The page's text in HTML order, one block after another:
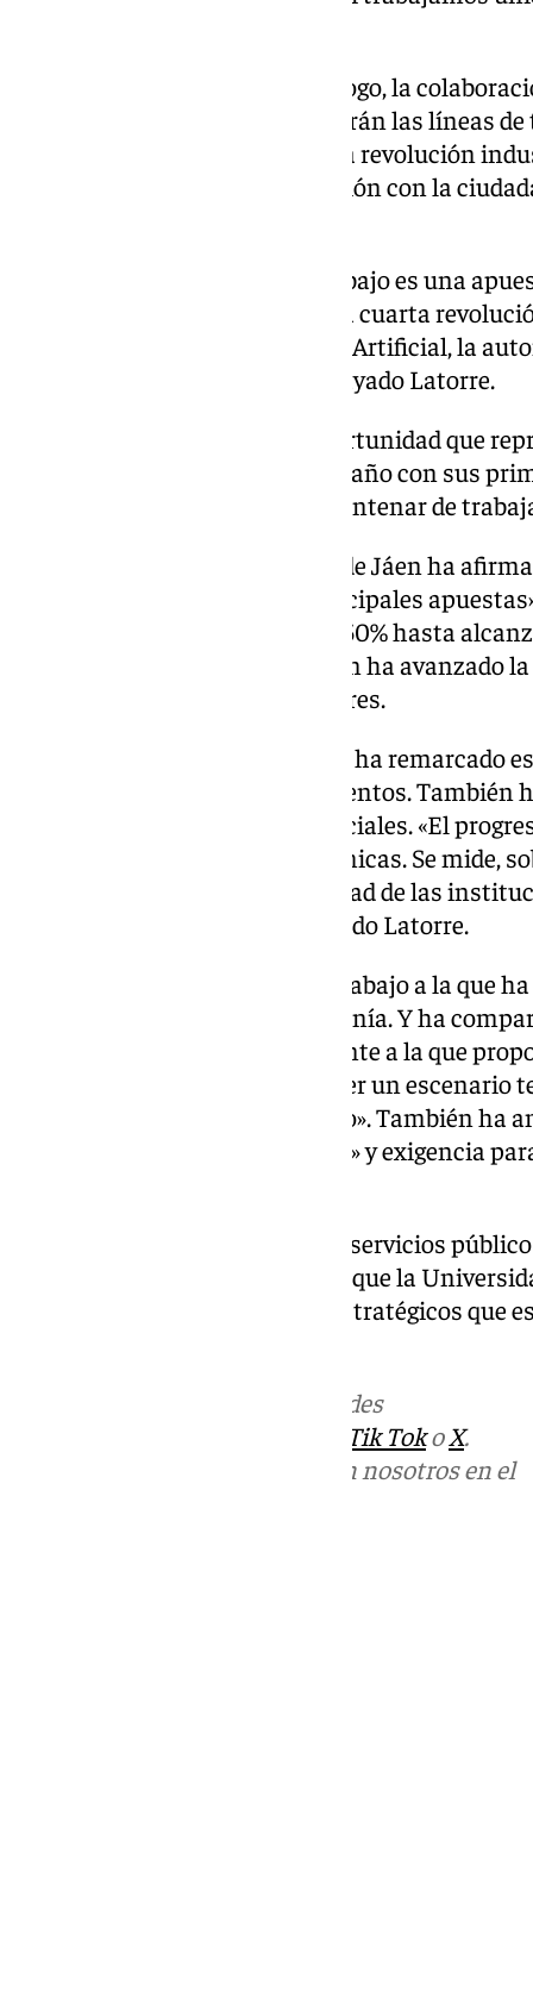
«La cercanía, la escucha, el diálogo, la
los intereses de la provincia» serán las líneas
indicado también que «la cuarta revolución
ayuntamientos y la comunicación con la
«La primera de las líneas de trabajo es una
oportunidades que nos ofrece la cuarta
que nos brindan la Inteligencia Artificial, la
Internet de las Cosas», ha subrayado Latorre.
También se ha referido a la oportunidad que
en funcionamiento a finales de año con sus
plantilla inicial de más de un centenar de
El presidente de la Diputación de Jáen ha
a seguir siendo una de las «principales
el presupuesto de esta área un 50% hasta
esta línea, Juan Latorre también ha avanzado
captación de empresas en Linares.
La segunda línea de trabajo que ha remarcado
colaboración con los ayuntamientos. También
Diputación con las políticas sociales. «El
mide solo por sus cifras económicas. Se mide,
de las personas y por la capacidad de las
más lo necesita», ha puntualizado Latorre.
Por último, la tercera línea de trabajo a la que
la comunicación con la ciudadanía. Y ha
sobre la polarización actual frente a la que
«Las instituciones no pueden ser un
La política no es un espectáculo». También
con todas las administraciones» y exigencia
«Seguiremos defendiendo unos servicios
educación, diciendo alto y claro que la
seguir impulsando proyectos estratégicos que
en las redes
Tik TokoX.
Puedes ponerte en contacto con nosotros en el